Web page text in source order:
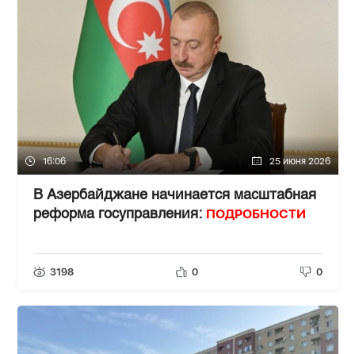
16:06 25 июня 2026
В Азербайджане начинается масштабная
реформа госуправления: ПОДРОБНОСТИ
3198 0 0